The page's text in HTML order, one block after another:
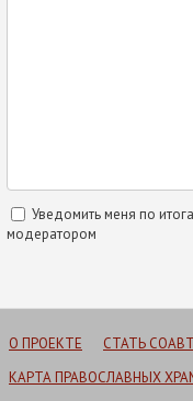
Уведомить меня по
модератором
О ПРОЕКТЕ СТАТЬ
КАРТА ПРАВОСЛАВНЫХ